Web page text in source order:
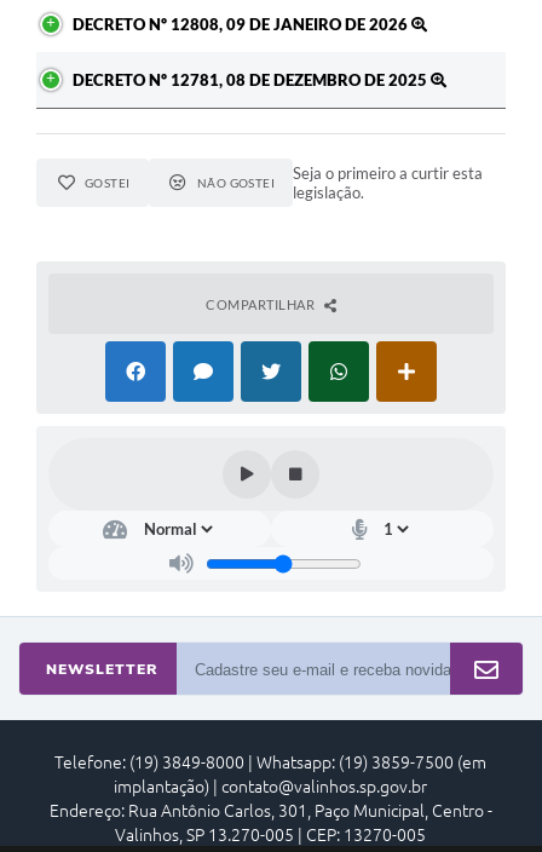
Contato
DECRETO Nº 12808, 09 DE JANEIRO DE 2026
DECRETO Nº 12781, 08 DE DEZEMBRO DE 2025
GOSTEI NÃO GOSTEI
Seja o primeiro a curtir esta
legislação.
COMPARTILHAR
NEWSLETTER
Telefone: (19) 3849-8000 | Whatsapp: (19) 3859-7500 (em
implantação) | contato@valinhos.sp.gov.br
Endereço: Rua Antônio Carlos, 301, Paço Municipal, Centro -
Valinhos, SP 13.270-005 | CEP: 13270-005